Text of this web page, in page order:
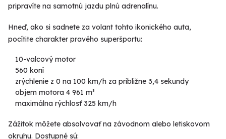
pripravíte na samotnú jazdu plnú adrenalínu.
Hneď, ako si sadnete za volant tohto ikonického auta,
pocítite charakter pravého superšportu:
10-valcový motor
560 koní
zrýchlenie z 0 na 100 km/h za približne 3,4 sekundy
objem motora 4 961 m³
maximálna rýchlosť 325 km/h
Zážitok môžete absolvovať na závodnom alebo letiskovom
okruhu. Dostupné sú: